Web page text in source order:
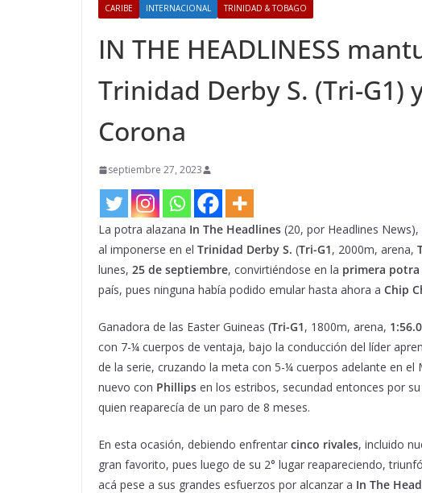
CARIBE INTERNACIONAL TRINIDAD & TOBAGO
IN THE HEADLINESS
Trinidad Derby S. (Tri-G1)
Corona
septiembre 27, 2023
La potra alazana In The Headlines (20, por Headlines
al imponerse en el Trinidad Derby S. (Tri-G1, 2000m, arena,
lunes, 25 de septiembre, convirtiéndose en la primera potra
país, pues ninguna había podido emular hasta ahora a Chip
Ganadora de las Easter Guineas (Tri-G1, 1800m, arena,
con 7-¼ cuerpos de ventaja, bajo la conducción del líder
de la serie, cruzando la meta con 5-¼ cuerpos adelante en el
nuevo con Phillips en los estribos, secundad entonces por
quien reaparecía de un paro de 8 meses.
En esta ocasión, debiendo enfrentar cinco rivales, incluido
gran favorito, pues luego de su 2° lugar reapareciendo,
acá pese a sus grandes esfuerzos por alcanzar a In The